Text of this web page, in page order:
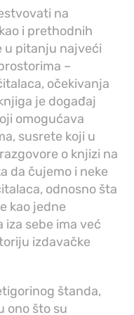
na
i prethodnih
u pitanju najveći
–
očekivanja
je događaj
omogućava
susrete koji u
o knjizi na
da čujemo i neke
odnosno šta
kao jedne
iza sebe ima već
izdavačke
štanda,
ono što su